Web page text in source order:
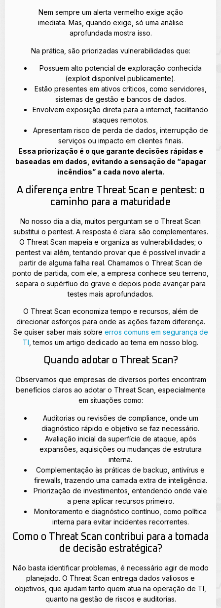
Nem sempre um alerta vermelho exige ação
imediata. Mas, quando exige, só uma análise
aprofundada mostra isso.
Na prática, são priorizadas vulnerabilidades que:
Possuem alto potencial de exploração conhecida
(exploit disponível publicamente).
Estão presentes em ativos críticos, como servidores,
sistemas de gestão e bancos de dados.
Envolvem exposição direta para a internet, facilitando
ataques remotos.
Apresentam risco de perda de dados, interrupção de
serviços ou impacto em clientes finais.
Essa priorização é o que garante decisões rápidas e
baseadas em dados, evitando a sensação de “apagar
incêndios” a cada novo alerta.
A diferença entre Threat Scan e pentest: o
caminho para a maturidade
No nosso dia a dia, muitos perguntam se o Threat Scan
substitui o pentest. A resposta é clara: são complementares.
O Threat Scan mapeia e organiza as vulnerabilidades; o
pentest vai além, tentando provar que é possível invadir a
partir de alguma falha real. Chamamos o Threat Scan de
ponto de partida, com ele, a empresa conhece seu terreno,
separa o supérfluo do grave e depois pode avançar para
testes mais aprofundados.
O Threat Scan economiza tempo e recursos, além de
direcionar esforços para onde as ações fazem diferença.
Se quiser saber mais sobre erros comuns em segurança de
TI , temos um artigo dedicado ao tema em nosso blog.
Quando adotar o Threat Scan?
Observamos que empresas de diversos portes encontram
benefícios claros ao adotar o Threat Scan, especialmente
em situações como:
Auditorias ou revisões de compliance, onde um
diagnóstico rápido e objetivo se faz necessário.
Avaliação inicial da superfície de ataque, após
expansões, aquisições ou mudanças de estrutura
interna.
Complementação às práticas de backup, antivírus e
firewalls, trazendo uma camada extra de inteligência.
Priorização de investimentos, entendendo onde vale
a pena aplicar recursos primeiro.
Monitoramento e diagnóstico contínuo, como política
interna para evitar incidentes recorrentes.
Como o Threat Scan contribui para a tomada
de decisão estratégica?
Não basta identificar problemas, é necessário agir de modo
planejado. O Threat Scan entrega dados valiosos e
objetivos, que ajudam tanto quem atua na operação de TI,
quanto na gestão de riscos e auditorias.